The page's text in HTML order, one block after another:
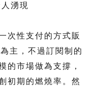
湧現
次性支付的方式販
主，不過訂閱制的
的市場做為支撐，
初期的燃燒率。然